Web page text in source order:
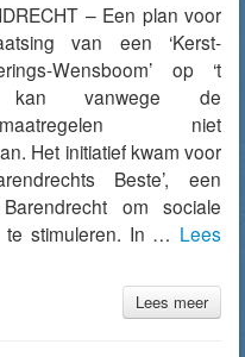
– Een plan voor
van een ‘Kerst-
Wensboom’ op ‘t
kan vanwege de
niet
Het initiatief kwam voor
Beste’, een
om sociale
te stimuleren. In … Lees
Lees meer